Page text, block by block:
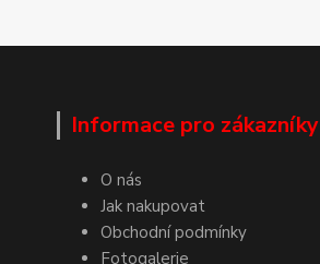
Informace pro zákazníky
O nás
Jak nakupovat
Obchodní podmínky
Fotogalerie